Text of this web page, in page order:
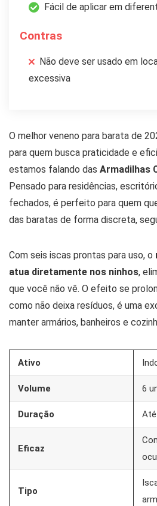
Fácil de aplicar em
Contras
Não deve ser usado em
excessiva
O melhor veneno para barata de
para quem busca praticidade e
estamos falando das Armadilhas
Pensado para residências,
fechados, é perfeito para quem
das baratas de forma discreta,
Com seis iscas prontas para uso, o
atua diretamente nos ninhos,
que você não vê. O efeito se
como não deixa resíduos, é uma
manter armários, banheiros e
Ativo
Volume 6
Duração
Eficaz
Tipo